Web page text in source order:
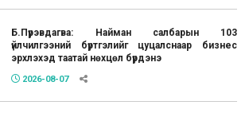
Б.Пүрэвдагва: Найман салбарын 103
үйлчилгээний бүртгэлийг цуцалснаар бизнес
эрхлэхэд таатай нөхцөл бүрдэнэ
2026-08-07